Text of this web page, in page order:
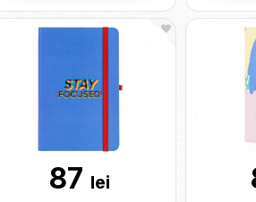
87 lei